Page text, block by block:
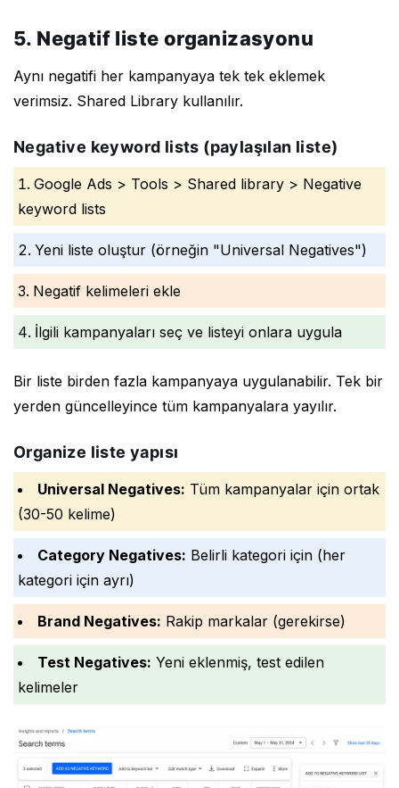
5. Negatif liste organizasyonu
Aynı negatifi her kampanyaya tek tek eklemek
verimsiz. Shared Library kullanılır.
Negative keyword lists (paylaşılan liste)
Google Ads > Tools > Shared library > Negative
keyword lists
Yeni liste oluştur (örneğin "Universal Negatives")
Negatif kelimeleri ekle
İlgili kampanyaları seç ve listeyi onlara uygula
Bir liste birden fazla kampanyaya uygulanabilir. Tek bir
yerden güncelleyince tüm kampanyalara yayılır.
Organize liste yapısı
Universal Negatives: Tüm kampanyalar için ortak
(30-50 kelime)
Category Negatives: Belirli kategori için (her
kategori için ayrı)
Brand Negatives: Rakip markalar (gerekirse)
Test Negatives: Yeni eklenmiş, test edilen
kelimeler